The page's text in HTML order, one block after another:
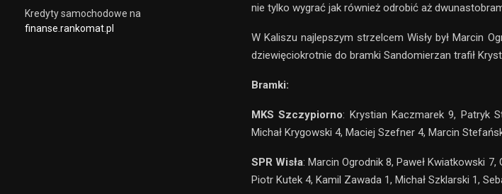
nie tylko wygrać jak również odrobić aż
W Kaliszu najlepszym strzelcem Wisły był Marcin
dziewięciokrotnie do bramki Sandomierzan trafił
Bramki:
MKS Szczypiorno: Krystian Kaczmarek 9, Patryk
Michał Krygowski 4, Maciej Szefner 4, Marcin
SPR Wisła: Marcin Ogrodnik 8, Paweł Kwiatkowski 7,
Piotr Kutek 4, Kamil Zawada 1, Michał Szklarski 1,
Kredyty samochodowe na
finanse.rankomat.pl